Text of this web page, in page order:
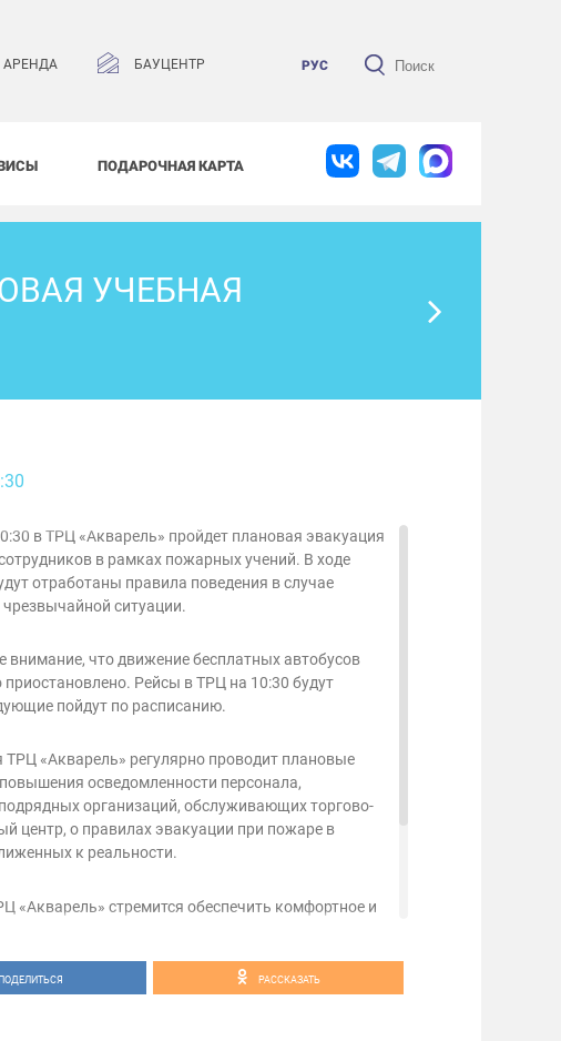
АРЕНДА БАУЦЕНТР РУС
ПОДАРОЧНАЯ КАРТА
УЧЕБНАЯ
в ТРЦ «Акварель» пройдет плановая эвакуация
в рамках пожарных учений. В ходе
отработаны правила поведения в случае
ситуации.
что движение бесплатных автобусов
приостановлено. Рейсы в ТРЦ на 10:30 будут
пойдут по расписанию.
«Акварель» регулярно проводит плановые
осведомленности персонала,
организаций, обслуживающих торгово-
центр, о правилах эвакуации при пожаре в
к реальности.
«Акварель» стремится обеспечить комфортное и
регулярной основе, а также ведет консультативно-
работу с арендаторами по предотвращению
ПОДЕЛИТЬСЯ РАССКАЗАТЬ